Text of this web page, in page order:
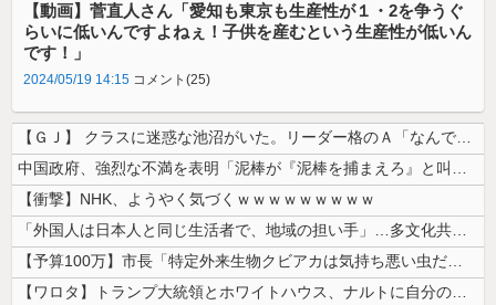
【動画】菅直人さん「愛知も東京も生産性が１・2を争うぐ
らいに低いんですよねぇ！子供を産むという生産性が低いん
です！」
2024/05/19 14:15 コメント(25)
【ＧＪ】 クラスに迷惑な池沼がいた。リーダー格のＡ「なんで支援学級に入...
中国政府、強烈な不満を表明「泥棒が『泥棒を捕まえろ』と叫ぶようなやり口...
【衝撃】NHK、ようやく気づくｗｗｗｗｗｗｗｗｗ
「外国人は日本人と同じ生活者で、地域の担い手」…多文化共生実現への提言...
【予算100万】市長「特定外来生物クビアカは気持ち悪い虫だしそんな需要...
【ワロタ】トランプ大統領とホワイトハウス、ナルトに自分の顔を合成して投...